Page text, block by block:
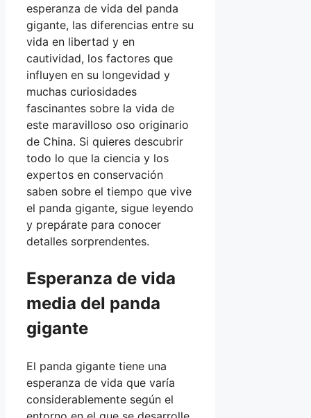
esperanza de vida del panda
gigante, las diferencias entre su
vida en libertad y en
cautividad, los factores que
influyen en su longevidad y
muchas curiosidades
fascinantes sobre la vida de
este maravilloso oso originario
de China. Si quieres descubrir
todo lo que la ciencia y los
expertos en conservación
saben sobre el tiempo que vive
el panda gigante, sigue leyendo
y prepárate para conocer
detalles sorprendentes.
Esperanza de vida
media del panda
gigante
El panda gigante tiene una
esperanza de vida que varía
considerablemente según el